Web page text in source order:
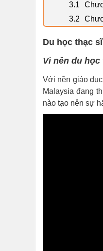
Du học thạc
Vì nên du
Với nền giáo
Malaysia đang
nào tạo nên sự